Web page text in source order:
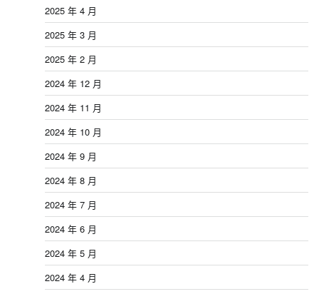
2025 年 4 月
2025 年 3 月
2025 年 2 月
2024 年 12 月
2024 年 11 月
2024 年 10 月
2024 年 9 月
2024 年 8 月
2024 年 7 月
2024 年 6 月
2024 年 5 月
2024 年 4 月